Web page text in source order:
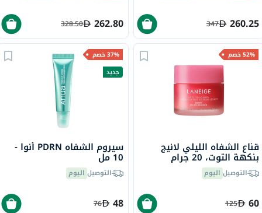
260.25
347
262.80
328.50
52% خصم
قناع الشفاه الليلي لانيج
بنكهة التوت، 20 جرام
التوصيل اليوم
60
125
37% خصم
جديد
سيروم الشفاه PDRN أنوا -
10 مل
التوصيل اليوم
48
76